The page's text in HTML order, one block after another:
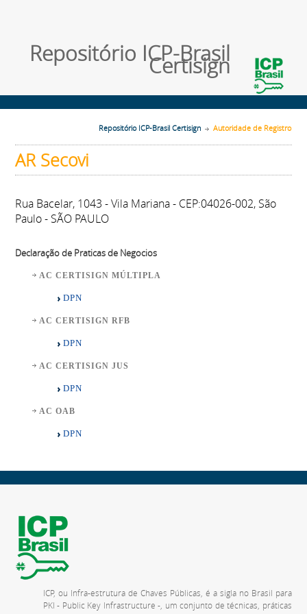
Repositório ICP-Brasil
Certisign
Repositório ICP-Brasil Certisign Autoridade de Registro
AR Secovi
Rua Bacelar, 1043 - Vila Mariana - CEP:04026-002, São
Paulo - SÃO PAULO
Declaração de Praticas de Negocios
AC CERTISIGN MÚLTIPLA
DPN
AC CERTISIGN RFB
DPN
AC CERTISIGN JUS
DPN
AC OAB
DPN
ICP, ou Infra-estrutura de Chaves Públicas, é a sigla no Brasil para
PKI - Public Key Infrastructure -, um conjunto de técnicas, práticas